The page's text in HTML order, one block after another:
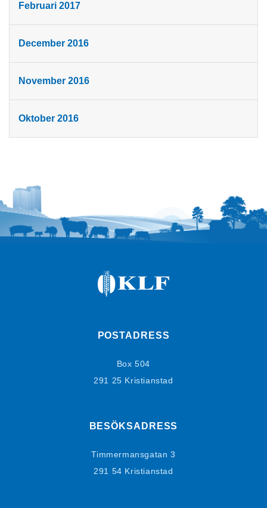
Februari 2017
December 2016
November 2016
Oktober 2016
POSTADRESS
Box 504
291 25 Kristianstad
BESÖKSADRESS
Timmermansgatan 3
291 54 Kristianstad